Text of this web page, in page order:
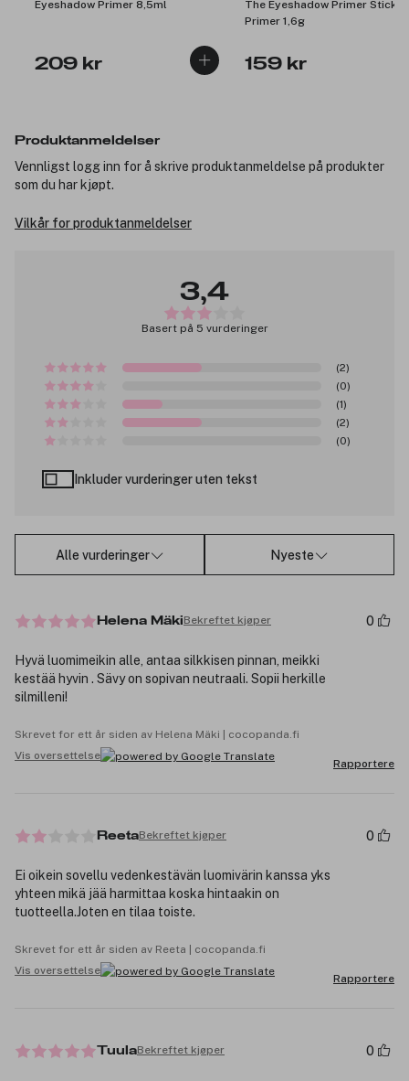
Eyeshadow Primer 8,5ml
209 kr
The Eyeshadow Primer Stick
Primer 1,6g
159 kr
Produktanmeldelser
Vennligst logg inn for å skrive produktanmeldelse på produkter
som du har kjøpt.
Vilkår for produktanmeldelser
3,4
Basert på 5 vurderinger
(2)
(0)
(1)
(2)
(0)
Inkluder vurderinger uten tekst
Alle vurderinger Nyeste
Helena MäkiBekreftet kjøper 0
Hyvä luomimeikin alle, antaa silkkisen pinnan, meikki
kestää hyvin . Sävy on sopivan neutraali. Sopii herkille
silmilleni!
Skrevet for ett år siden av Helena Mäki | cocopanda.fi
Vis oversettelse
Rapportere
ReetaBekreftet kjøper 0
Ei oikein sovellu vedenkestävän luomivärin kanssa yks
yhteen mikä jää harmittaa koska hintaakin on
tuotteella.Joten en tilaa toiste.
Skrevet for ett år siden av Reeta | cocopanda.fi
Vis oversettelse
Rapportere
TuulaBekreftet kjøper 0